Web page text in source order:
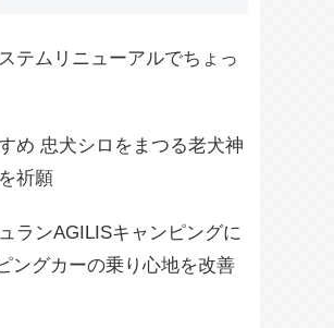
テムリニューアルでちょっ
め 忠犬シロをまつる老犬神
祈願
ランAGILISキャンピングに
ングカーの乗り心地を改善